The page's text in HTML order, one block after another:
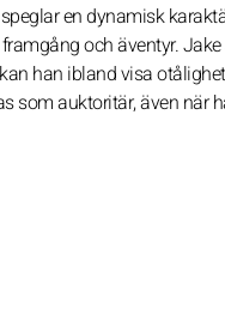
en dynamisk
och äventyr.
han ibland visa
som auktoritär, även när